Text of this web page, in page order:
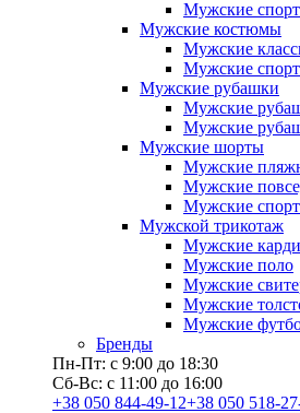
Мужские
Мужские костюмы
Мужские
Мужские
Мужские рубашки
Мужские
Мужские
Мужские шорты
Мужские
Мужские
Мужские
Мужской трикотаж
Мужские
Мужские поло
Мужские
Мужские
Мужские
Бренды
Пн-Пт: с 9:00 до 18:30
Сб-Вс: с 11:00 до 16:00
+38 050 844-49-12+38 050 518-